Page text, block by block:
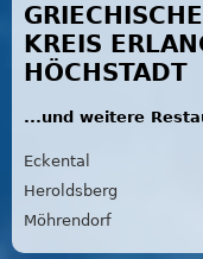
KREIS
HÖCHSTADT
...und weitere
Eckental
Heroldsberg
Möhrendorf